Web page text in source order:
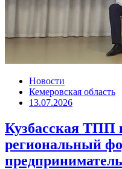
Новости
Кемеровская область
13.07.2026
Кузбасская ТПП
региональный